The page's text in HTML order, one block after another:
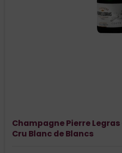
Champagne Pierre
Cru Blanc de Blancs